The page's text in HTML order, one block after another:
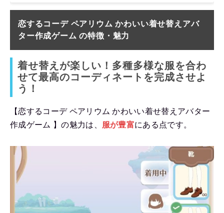
恋するコーデ ペアリウム かわいい着せ替えアバ
ター作成ゲーム の特徴・魅力
着せ替えが楽しい！多種多様な服を合わ
せて最高のコーディネートを完成させよ
う！
【恋するコーデ ペアリウム かわいい着せ替えアバター
作成ゲーム 】の魅力は、
服が豊富にある点です。